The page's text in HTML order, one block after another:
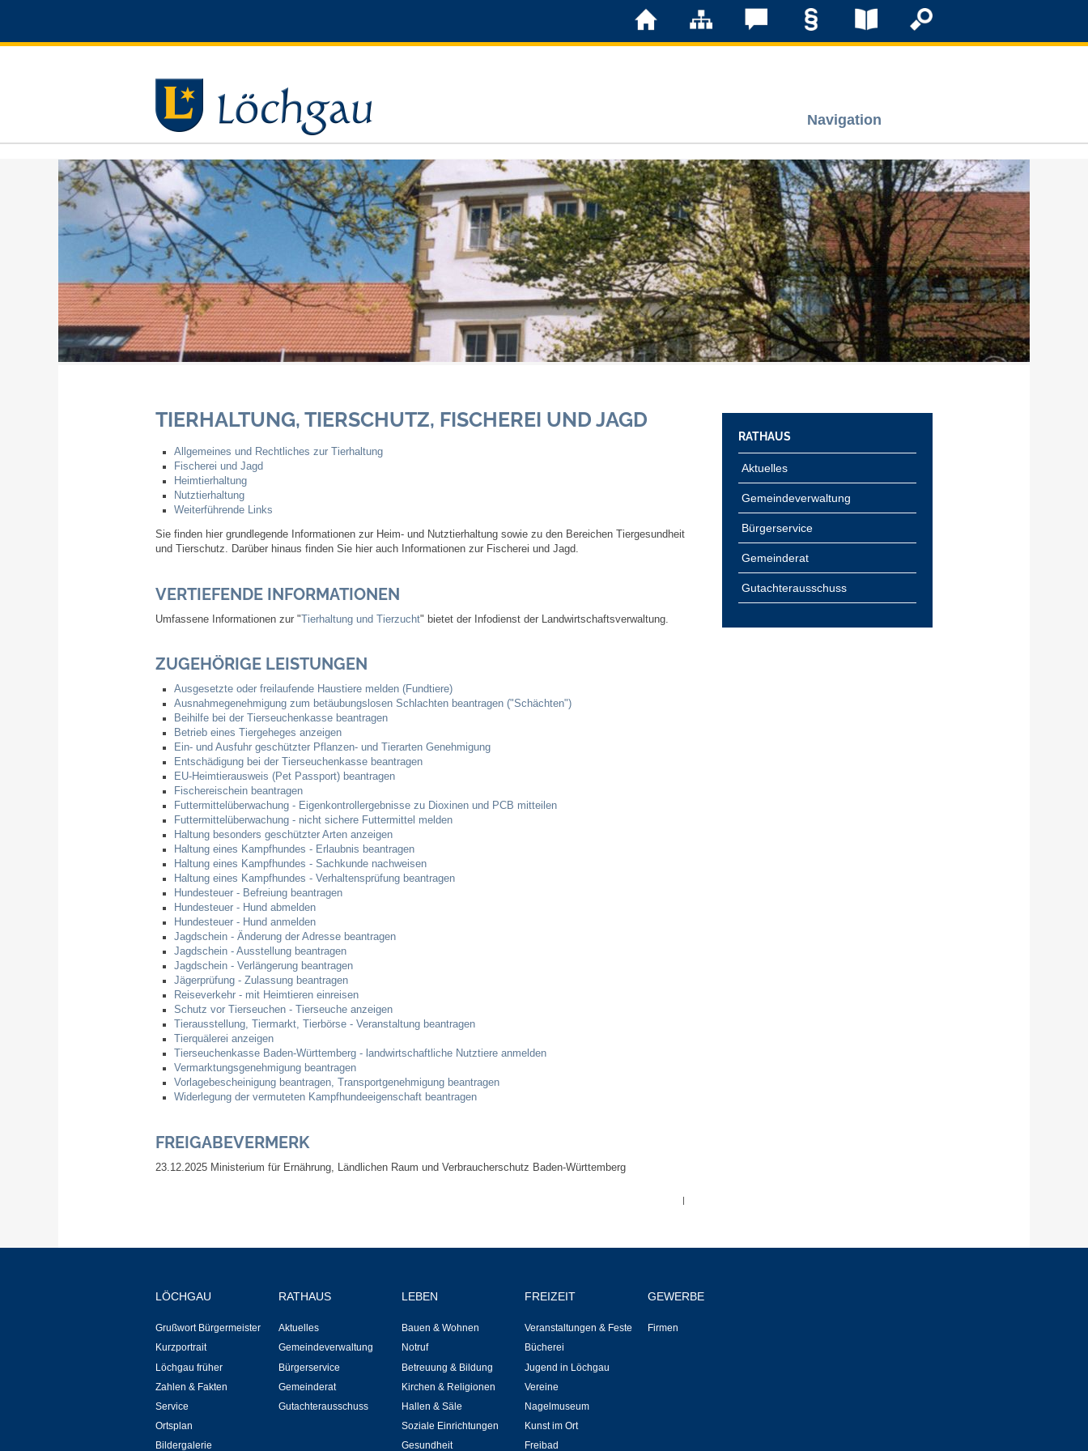
Navigation
Löchgau
Grußwort Bürgermeister
Kurzportrait
Löchgau früher
Zahlen & Fakten
Steuern
Redaktionsstatut für das Amtsblatt
Bildergalerie
Schlepper / Traktor
Mitarbeiter
Stellenangebote
Schadensmeldungen
Leben
TIERHALTUNG, TIERSCHUTZ, FISCHEREI UND JAGD
Allgemeines und Rechtliches zur Tierhaltung
Fischerei und Jagd
Heimtierhaltung
Nutztierhaltung
Weiterführende Links
Sie finden hier grundlegende Informationen zur Heim- und Nutztierhaltung sowie zu den Bereichen Tiergesundheit
und Tierschutz. Darüber hinaus finden Sie hier auch Informationen zur Fischerei und Jagd.
VERTIEFENDE INFORMATIONEN
Umfassene Informationen zur "Tierhaltung und Tierzucht" bietet der Infodienst der Landwirtschaftsverwaltung.
ZUGEHÖRIGE LEISTUNGEN
Ausgesetzte oder freilaufende Haustiere melden (Fundtiere)
Ausnahmegenehmigung zum betäubungslosen Schlachten beantragen ("Schächten")
Beihilfe bei der Tierseuchenkasse beantragen
Betrieb eines Tiergeheges anzeigen
Ein- und Ausfuhr geschützter Pflanzen- und Tierarten Genehmigung
Entschädigung bei der Tierseuchenkasse beantragen
EU-Heimtierausweis (Pet Passport) beantragen
Fischereischein beantragen
Futtermittelüberwachung - Eigenkontrollergebnisse zu Dioxinen und PCB mitteilen
Futtermittelüberwachung - nicht sichere Futtermittel melden
Haltung besonders geschützter Arten anzeigen
Haltung eines Kampfhundes - Erlaubnis beantragen
Haltung eines Kampfhundes - Sachkunde nachweisen
Haltung eines Kampfhundes - Verhaltensprüfung beantragen
Hundesteuer - Befreiung beantragen
Hundesteuer - Hund abmelden
Hundesteuer - Hund anmelden
Jagdschein - Änderung der Adresse beantragen
Jagdschein - Ausstellung beantragen
Jagdschein - Verlängerung beantragen
Jägerprüfung - Zulassung beantragen
Reiseverkehr - mit Heimtieren einreisen
Schutz vor Tierseuchen - Tierseuche anzeigen
Tierausstellung, Tiermarkt, Tierbörse - Veranstaltung beantragen
Tierquälerei anzeigen
Tierseuchenkasse Baden-Württemberg - landwirtschaftliche Nutztiere anmelden
Vermarktungsgenehmigung beantragen
Vorlagebescheinigung beantragen, Transportgenehmigung beantragen
Widerlegung der vermuteten Kampfhundeeigenschaft beantragen
FREIGABEVERMERK
23.12.2025 Ministerium für Ernährung, Ländlichen Raum und Verbraucherschutz Baden-Württemberg
RATHAUS
Aktuelles
Gemeindeverwaltung
Bürgerservice
Gemeinderat
Gutachterausschuss
LÖCHGAU
Grußwort Bürgermeister
Kurzportrait
Löchgau früher
Zahlen & Fakten
Service
Ortsplan
Bildergalerie
RATHAUS
Aktuelles
Gemeindeverwaltung
Bürgerservice
Gemeinderat
Gutachterausschuss
LEBEN
Bauen & Wohnen
Notruf
Betreuung & Bildung
Kirchen & Religionen
Hallen & Säle
Soziale Einrichtungen
Gesundheit
FREIZEIT
Veranstaltungen & Feste
Bücherei
Jugend in Löchgau
Vereine
Nagelmuseum
Kunst im Ort
Freibad
GEWERBE
Firmen